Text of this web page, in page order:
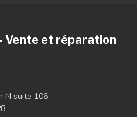
Vente et réparation
N suite 106